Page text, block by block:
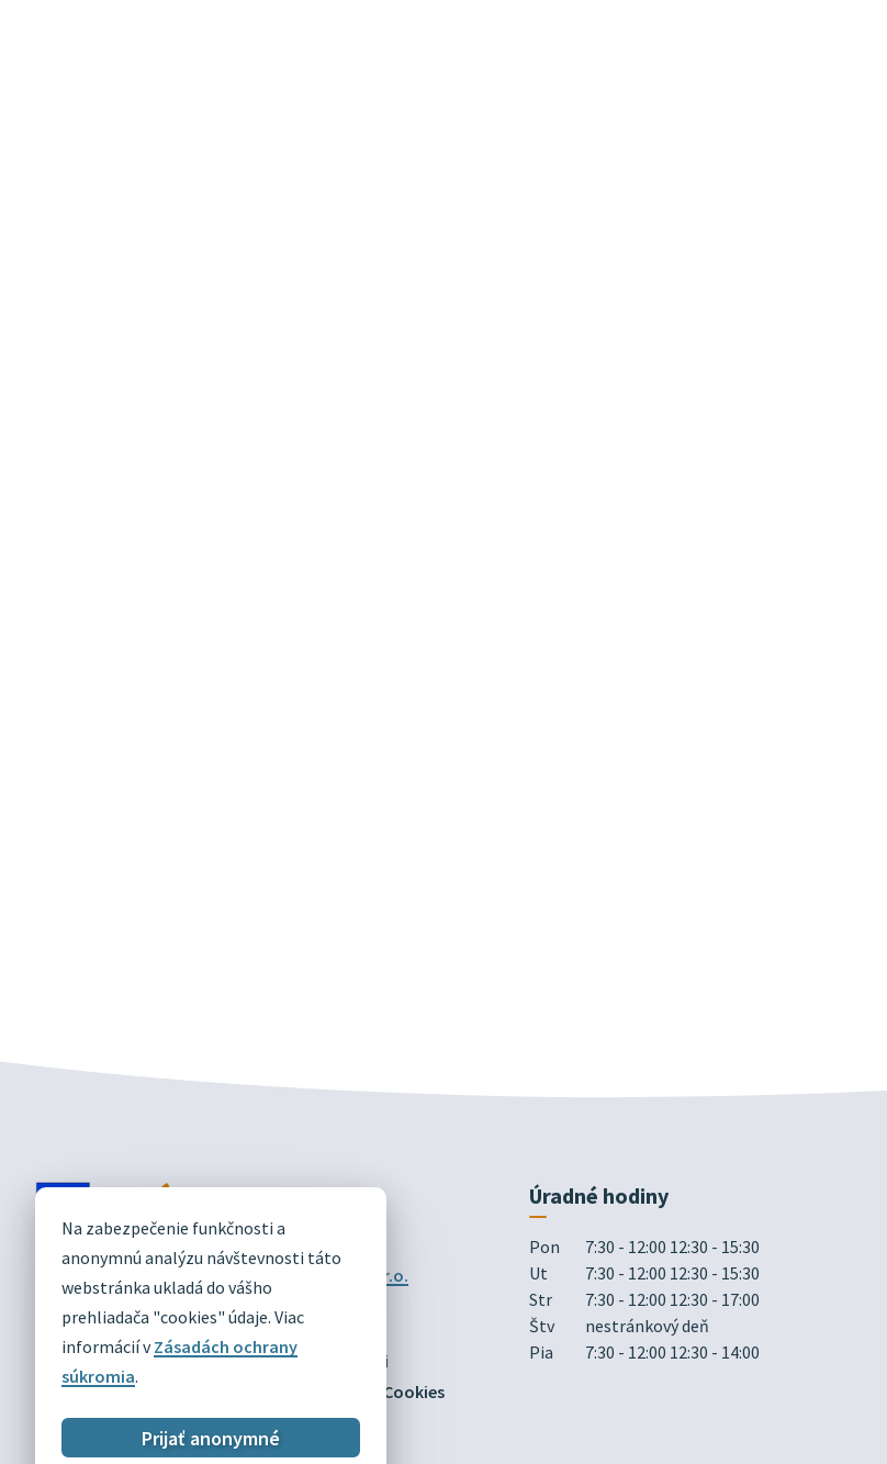
Na zabezpečenie funkčnosti a
anonymnú analýzu návštevnosti táto
webstránka ukladá do vášho
prehliadača "cookies" údaje. Viac
informácií vZásadách ochrany
súkromia.
Prijať anonymné
DIVÍN
OFICIÁLNE STRÁNKY
Technický prevádzkovateľ:
Alphabet partner s.r.o.
Správca obsahu:Obec Divín
Posledná aktualizácia:03.08.2026
Mapa
Vyhlásenie o prístupnosti
Zásady ochrany osobných údajov
Nastaviť Cookies
Úradné hodiny
Pon
7:30 - 12:00 12:30 - 15:30
Ut
7:30 - 12:00 12:30 - 15:30
Str
7:30 - 12:00 12:30 - 17:00
Štv
nestránkový deň
Pia
7:30 - 12:00 12:30 - 14:00